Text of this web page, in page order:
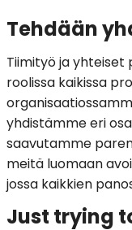
Tehdään
Tiimityö ja yhteiset
roolissa kaikissa
yhdistämme eri
saavutamme
meitä luomaan
jossa kaikkien
Just trying